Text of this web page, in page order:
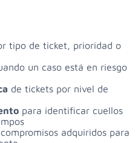
tipo de ticket, prioridad o
un caso está en riesgo
de tickets por nivel de
para identificar cuellos
adquiridos para